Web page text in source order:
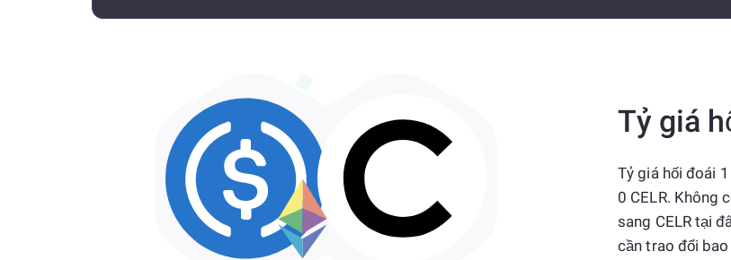
Tỷ giá
Tỷ giá hối đoái
0 CELR. Không
sang CELR tại
cần trao đổi bao